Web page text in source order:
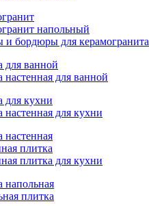
напольный
и бордюры для керамогранита
для ванной
настенная для ванной
для кухни
настенная для кухни
настенная
плитка
плитка для кухни
напольная
плитка